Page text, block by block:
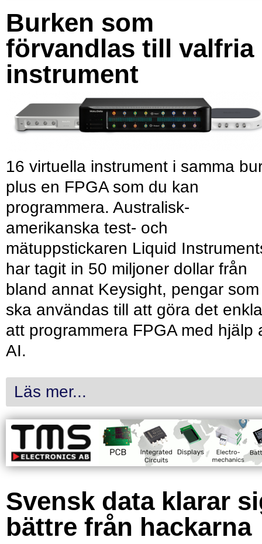
Burken som
förvandlas till valfria
instrument
16 virtuella instrument i samma
plus en FPGA som du kan
programmera. Australisk-
amerikanska test- och
mätuppstickaren Liquid
har tagit in 50 miljoner dollar från
bland annat Keysight, pengar som
ska användas till att göra det
att programmera FPGA med hjälp
AI.
Läs mer...
Svensk data klarar
bättre från hackarna